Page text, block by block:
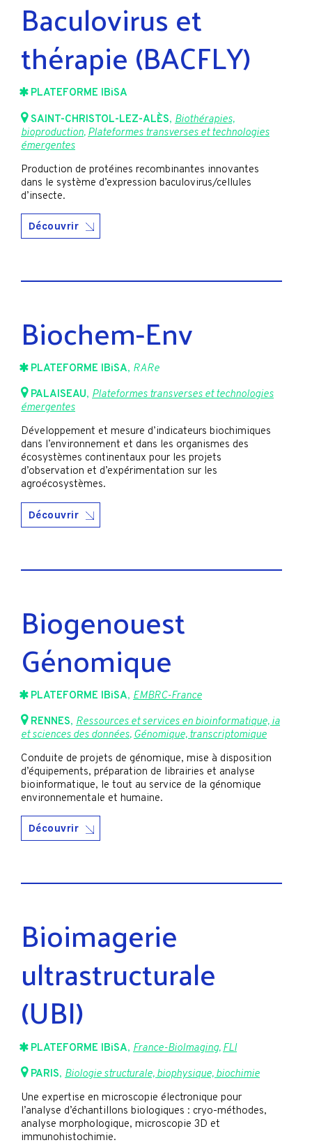
Baculovirus et
thérapie (BACFLY)
PLATEFORME IBiSA
SAINT-CHRISTOL-LEZ-ALÈS, Biothérapies,
bioproduction, Plateformes transverses et technologies
émergentes
Production de protéines recombinantes innovantes
dans le système d’expression baculovirus/cellules
d’insecte.
Découvrir
Biochem-Env
PLATEFORME IBiSA, RARe
PALAISEAU, Plateformes transverses et technologies
émergentes
Développement et mesure d’indicateurs biochimiques
dans l’environnement et dans les organismes des
écosystèmes continentaux pour les projets
d’observation et d’expérimentation sur les
agroécosystèmes.
Découvrir
Biogenouest
Génomique
PLATEFORME IBiSA, EMBRC-France
RENNES, Ressources et services en bioinformatique, ia
et sciences des données,Génomique, transcriptomique
Conduite de projets de génomique, mise à disposition
d’équipements, préparation de librairies et analyse
bioinformatique, le tout au service de la génomique
environnementale et humaine.
Découvrir
Bioimagerie
ultrastructurale
(UBI)
PLATEFORME IBiSA, France-BioImaging, FLI
PARIS, Biologie structurale, biophysique, biochimie
Une expertise en microscopie électronique pour
l’analyse d’échantillons biologiques : cryo-méthodes,
analyse morphologique, microscopie 3D et
immunohistochimie.